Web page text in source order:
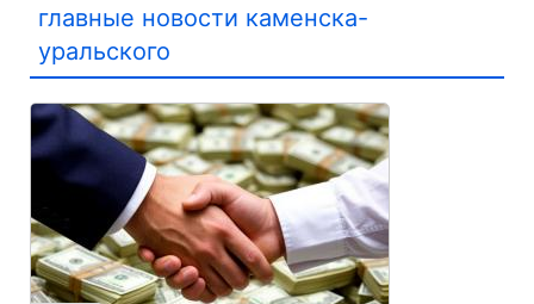
главные новости каменска-
уральского